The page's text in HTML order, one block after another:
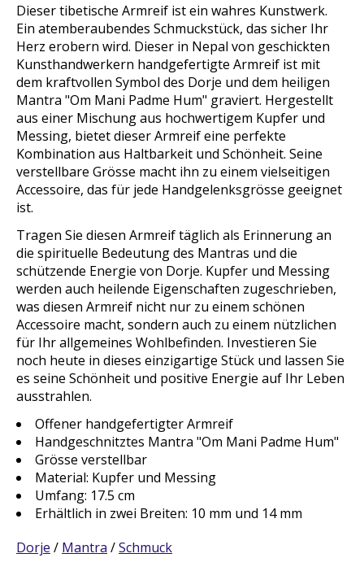
Dieser tibetische Armreif ist ein wahres Kunstwerk.
Ein atemberaubendes Schmuckstück, das sicher Ihr
Herz erobern wird. Dieser in Nepal von geschickten
Kunsthandwerkern handgefertigte Armreif ist mit
dem kraftvollen Symbol des Dorje und dem heiligen
Mantra "Om Mani Padme Hum" graviert. Hergestellt
aus einer Mischung aus hochwertigem Kupfer und
Messing, bietet dieser Armreif eine perfekte
Kombination aus Haltbarkeit und Schönheit. Seine
verstellbare Grösse macht ihn zu einem vielseitigen
Accessoire, das für jede Handgelenksgrösse geeignet
ist.
Tragen Sie diesen Armreif täglich als Erinnerung an
die spirituelle Bedeutung des Mantras und die
schützende Energie von Dorje. Kupfer und Messing
werden auch heilende Eigenschaften zugeschrieben,
was diesen Armreif nicht nur zu einem schönen
Accessoire macht, sondern auch zu einem nützlichen
für Ihr allgemeines Wohlbefinden. Investieren Sie
noch heute in dieses einzigartige Stück und lassen Sie
es seine Schönheit und positive Energie auf Ihr Leben
ausstrahlen.
Offener handgefertigter Armreif
Handgeschnitztes Mantra "Om Mani Padme Hum"
Grösse verstellbar
Material: Kupfer und Messing
Umfang: 17.5 cm
Erhältlich in zwei Breiten: 10 mm und 14 mm
Dorje / Mantra /Schmuck